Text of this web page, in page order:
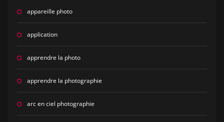
appareille photo
application
apprendre la photo
apprendre la photographie
arc en ciel photographie